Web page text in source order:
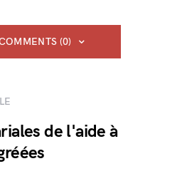
(0)
de l'aide à